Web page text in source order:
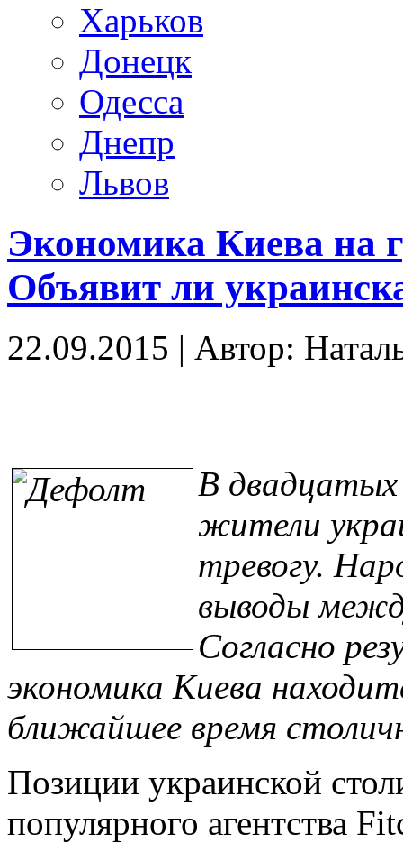
Харьков
Донецк
Одесса
Днепр
Львов
Экономика Киева на
Объявит ли
22.09.2015 | Автор:
В двадцатых
жители
тревогу.
выводы
Согласно
экономика Киева
ближайшее время
Позиции украинской
популярного агентства